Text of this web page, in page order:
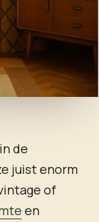
de
juist enorm
of
en